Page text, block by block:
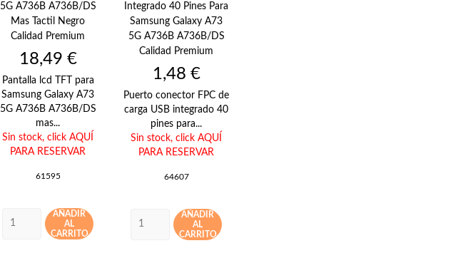
5G A736B A736B/DS
Mas Tactil Negro
Calidad Premium
Precio
18,49 €
Pantalla lcd TFT para
Samsung Galaxy A73
5G A736B A736B/DS
mas...
Sin stock, click AQUÍ
PARA RESERVAR
61595
AÑADIR
AL
CARRITO
Integrado 40 Pines Para
Samsung Galaxy A73
5G A736B A736B/DS
Calidad Premium
Precio
1,48 €
Puerto conector FPC de
carga USB integrado 40
pines para...
Sin stock, click AQUÍ
PARA RESERVAR
64607
AÑADIR
AL
CARRITO